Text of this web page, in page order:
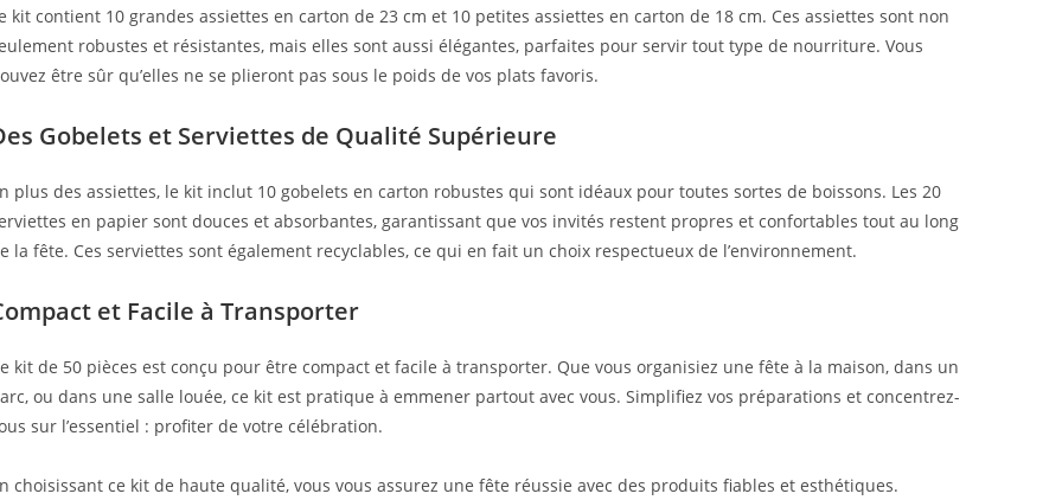
kit contient 10 grandes assiettes en carton de 23 cm et 10 petites assiettes en carton de 18 cm. Ces assiettes sont non
robustes et résistantes, mais elles sont aussi élégantes, parfaites pour servir tout type de nourriture. Vous
être sûr qu’elles ne se plieront pas sous le poids de vos plats favoris.
Gobelets et Serviettes de Qualité Supérieure
plus des assiettes, le kit inclut 10 gobelets en carton robustes qui sont idéaux pour toutes sortes de boissons. Les 20
en papier sont douces et absorbantes, garantissant que vos invités restent propres et confortables tout au long
la fête. Ces serviettes sont également recyclables, ce qui en fait un choix respectueux de l’environnement.
et Facile à Transporter
kit de 50 pièces est conçu pour être compact et facile à transporter. Que vous organisiez une fête à la maison, dans un
ou dans une salle louée, ce kit est pratique à emmener partout avec vous. Simplifiez vos préparations et concentrez-
sur l’essentiel : profiter de votre célébration.
choisissant ce kit de haute qualité, vous vous assurez une fête réussie avec des produits fiables et esthétiques.